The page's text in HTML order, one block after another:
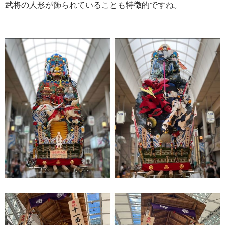
武将の人形が飾られていることも特徴的ですね。